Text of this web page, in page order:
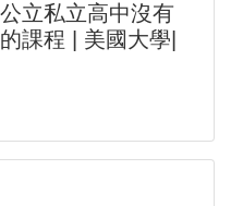
立私立高中沒有
課程 | 美國大學|